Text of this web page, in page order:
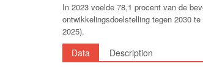
In 2023 voelde 78,1 procent van de
ontwikkelingsdoelstelling tegen 2030
2025).
Data Description